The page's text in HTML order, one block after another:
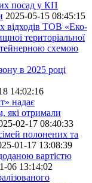
посад у КП
2025-05-15 08:45:15
відходів ТОВ «Еко-
територіальної
схемою
в 2025 році
14:02:16
надає
які отримали
02-17 08:40:33
полонених та
01-17 13:08:39
вартістю
06 13:14:02